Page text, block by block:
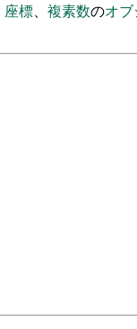
座標、 複素数のオブ